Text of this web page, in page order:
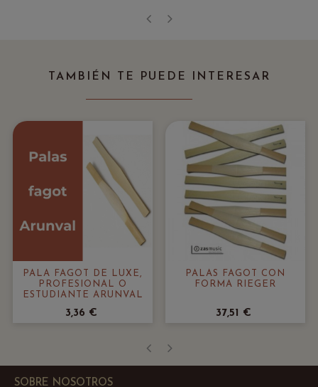
TAMBIÉN TE PUEDE INTERESAR
PALA FAGOT DE LUXE,
PROFESIONAL O
ESTUDIANTE ARUNVAL
3,36 €
PALAS FAGOT CON
FORMA RIEGER
37,51 €
SOBRE NOSOTROS